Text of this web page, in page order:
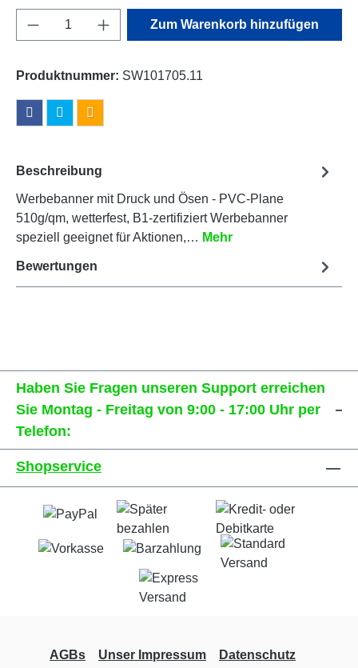
Produkt Anzahl: Gib den gewünschten
Zum Warenkorb hinzufügen
Produktnummer: SW101705.11
Beschreibung
Werbebanner mit Druck und Ösen - PVC-Plane
510g/qm, wetterfest, B1-zertifiziert Werbebanner
speziell geeignet für Aktionen,… Mehr
Bewertungen
Haben Sie Fragen unseren Support erreichen
Sie Montag - Freitag von 9:00 - 17:00 Uhr per
Telefon:
Shopservice
AGBs Unser Impressum Datenschutz